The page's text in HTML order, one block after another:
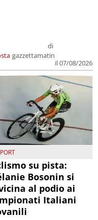
di
gazzettamatin
il 07/08/2026
su pista:
Bosonin si
al podio ai
Italiani